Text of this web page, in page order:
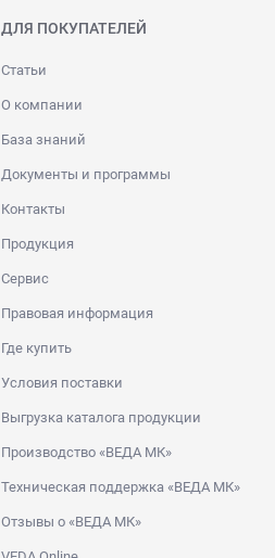
ДЛЯ ПОКУПАТЕЛЕЙ
Статьи
О компании
База знаний
Документы и программы
Контакты
Продукция
Сервис
Правовая информация
Где купить
Условия поставки
Выгрузка каталога продукции
Производство «ВЕДА МК»
Техническая поддержка «ВЕДА МК»
Отзывы о «ВЕДА МК»